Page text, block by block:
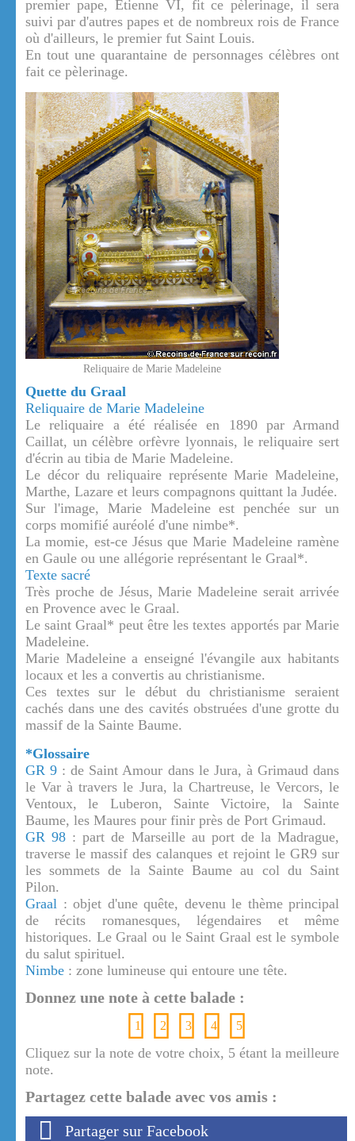
premier pape, Etienne VI, fit ce pèlerinage, il sera
suivi par d'autres papes et de nombreux rois de France
où d'ailleurs, le premier fut Saint Louis.
En tout une quarantaine de personnages célèbres ont
fait ce pèlerinage.
Reliquaire de Marie Madeleine
Quette du Graal
Reliquaire de Marie Madeleine
Le reliquaire a été réalisée en 1890 par Armand
Caillat, un célèbre orfèvre lyonnais, le reliquaire sert
d'écrin au tibia de Marie Madeleine.
Le décor du reliquaire représente Marie Madeleine,
Marthe, Lazare et leurs compagnons quittant la Judée.
Sur l'image, Marie Madeleine est penchée sur un
corps momifié auréolé d'une nimbe*.
La momie, est-ce Jésus que Marie Madeleine ramène
en Gaule ou une allégorie représentant le Graal*.
Texte sacré
Très proche de Jésus, Marie Madeleine serait arrivée
en Provence avec le Graal.
Le saint Graal* peut être les textes apportés par Marie
Madeleine.
Marie Madeleine a enseigné l'évangile aux habitants
locaux et les a convertis au christianisme.
Ces textes sur le début du christianisme seraient
cachés dans une des cavités obstruées d'une grotte du
massif de la Sainte Baume.
*Glossaire
GR 9 : de Saint Amour dans le Jura, à Grimaud dans
le Var à travers le Jura, la Chartreuse, le Vercors, le
Ventoux, le Luberon, Sainte Victoire, la Sainte
Baume, les Maures pour finir près de Port Grimaud.
GR 98 : part de Marseille au port de la Madrague,
traverse le massif des calanques et rejoint le GR9 sur
les sommets de la Sainte Baume au col du Saint
Pilon.
Graal : objet d'une quête, devenu le thème principal
de récits romanesques, légendaires et même
historiques. Le Graal ou le Saint Graal est le symbole
du salut spirituel.
Nimbe : zone lumineuse qui entoure une tête.
Donnez une note à cette balade :
1 2 3 4 5
Cliquez sur la note de votre choix, 5 étant la meilleure
note.
Partagez cette balade avec vos amis :
Partager sur Facebook